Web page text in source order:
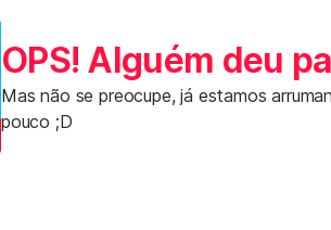
OPS! Alguém deu
Mas não se preocupe, já estamos
pouco ;D